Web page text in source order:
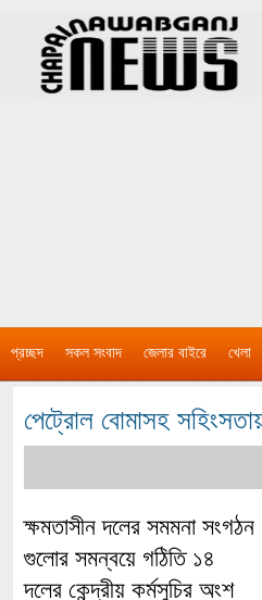
প্রচ্ছদ সকল সংবাদ জেলার বাইরে খেলা
পেট্রোল বোমাসহ
ক্ষমতাসীন দলের সমমনা সংগঠন
গুলোর সমন্বয়ে গঠিতি ১৪
দলের কেন্দ্রীয় কর্মসুচির অংশ